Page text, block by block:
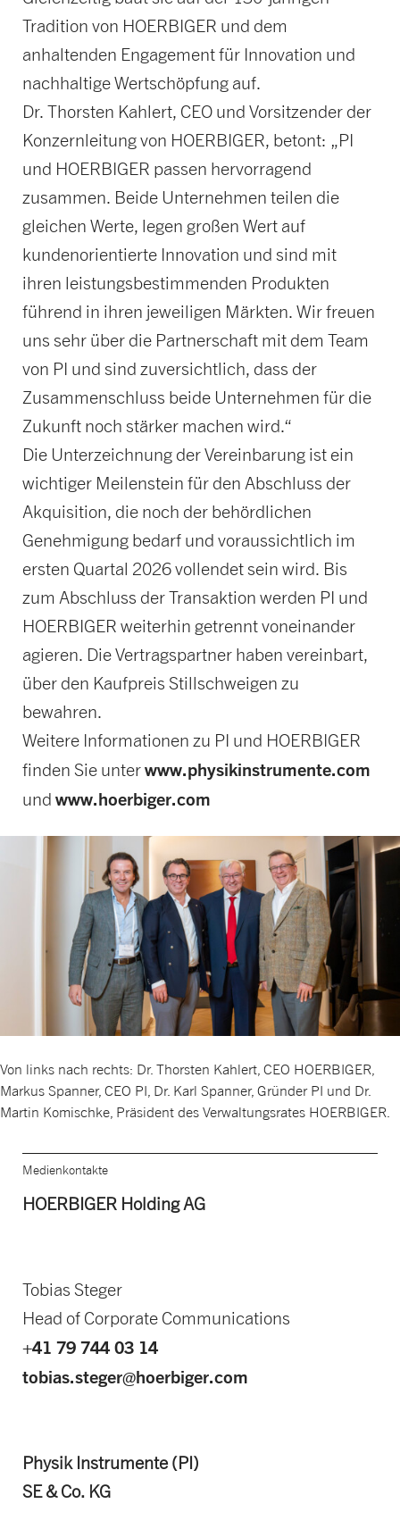
Tradition von HOERBIGER und dem
anhaltenden Engagement für Innovation und
nachhaltige Wertschöpfung auf.
Dr. Thorsten Kahlert, CEO und Vorsitzender der
Konzernleitung von HOERBIGER, betont: „PI
und HOERBIGER passen hervorragend
zusammen. Beide Unternehmen teilen die
gleichen Werte, legen großen Wert auf
kundenorientierte Innovation und sind mit
ihren leistungsbestimmenden Produkten
führend in ihren jeweiligen Märkten. Wir freuen
uns sehr über die Partnerschaft mit dem Team
von PI und sind zuversichtlich, dass der
Zusammenschluss beide Unternehmen für die
Zukunft noch stärker machen wird.“
Die Unterzeichnung der Vereinbarung ist ein
wichtiger Meilenstein für den Abschluss der
Akquisition, die noch der behördlichen
Genehmigung bedarf und voraussichtlich im
ersten Quartal 2026 vollendet sein wird. Bis
zum Abschluss der Transaktion werden PI und
HOERBIGER weiterhin getrennt voneinander
agieren. Die Vertragspartner haben vereinbart,
über den Kaufpreis Stillschweigen zu
bewahren.
Weitere Informationen zu PI und HOERBIGER
finden Sie unterwww.physikinstrumente.com
und www.hoerbiger.com
Von links nach rechts: Dr. Thorsten Kahlert, CEO HOERBIGER,
Markus Spanner, CEO PI, Dr. Karl Spanner, Gründer PI und Dr.
Martin Komischke, Präsident des Verwaltungsrates HOERBIGER.
Medienkontakte
HOERBIGER Holding AG
Tobias Steger
Head of Corporate Communications
+41 79 744 03 14
tobias.steger@hoerbiger.com
Physik Instrumente (PI)
SE & Co. KG